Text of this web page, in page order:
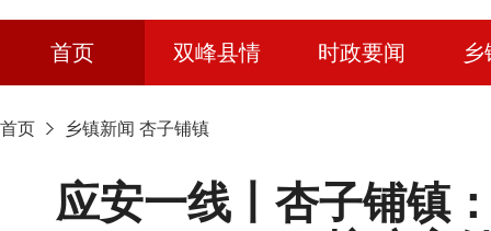
首页 双峰县情 时政要闻
首页 乡镇新闻 杏子铺镇
应安一线丨杏子铺镇